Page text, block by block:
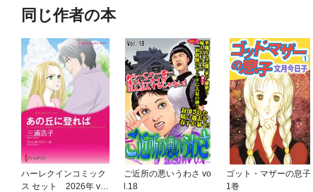
同じ作者の本
ハーレクインコミック
ス セット 2026年 vo
ご近所の悪いうわさ vo
l.18
ゴット・マザーの息子
1巻